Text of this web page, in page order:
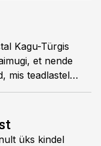
näinud.
Kagu-Türgis
et nende
mis teadlastel
üks kindel